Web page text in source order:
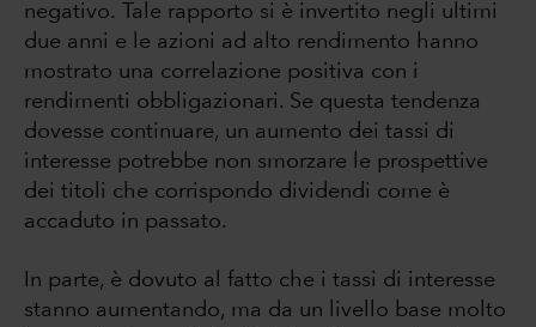
negativo. Tale rapporto si è invertito negli ultimi
due anni e le azioni ad alto rendimento hanno
mostrato una correlazione positiva con i
rendimenti obbligazionari. Se questa tendenza
dovesse continuare, un aumento dei tassi di
interesse potrebbe non smorzare le prospettive
dei titoli che corrispondo dividendi come è
accaduto in passato.
In parte, è dovuto al fatto che i tassi di interesse
stanno aumentando, ma da un livello base molto